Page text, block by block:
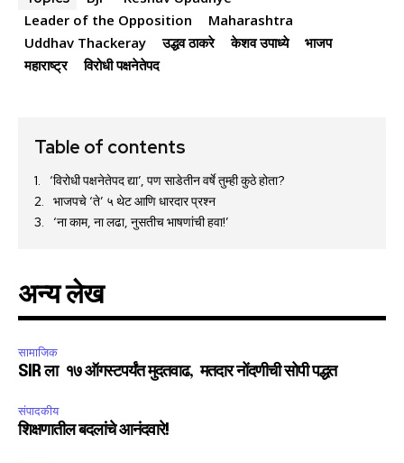
Leader of the Opposition
Maharashtra
Uddhav Thackeray
उद्धव ठाकरे केशव उपाध्ये
भाजप
महाराष्ट्र
विरोधी पक्षनेतेपद
Table of contents
‘विरोधी पक्षनेतेपद द्या’, पण साडेतीन वर्षे तुम्ही कुठे होता?
भाजपचे ‘ते’ ५ थेट आणि धारदार प्रश्न
‘ना काम, ना लढा, नुसतीच भाषणांची हवा!’
अन्य लेख
सामाजिक
SIR ला १७ ऑगस्टपर्यंत मुदतवाढ, मतदार नोंदणीची सोपी पद्धत
संपादकीय
शिक्षणातील बदलांचे आनंदवारे!